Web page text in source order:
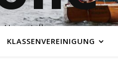
Hansajollen
KLASSENVEREINIGUNG